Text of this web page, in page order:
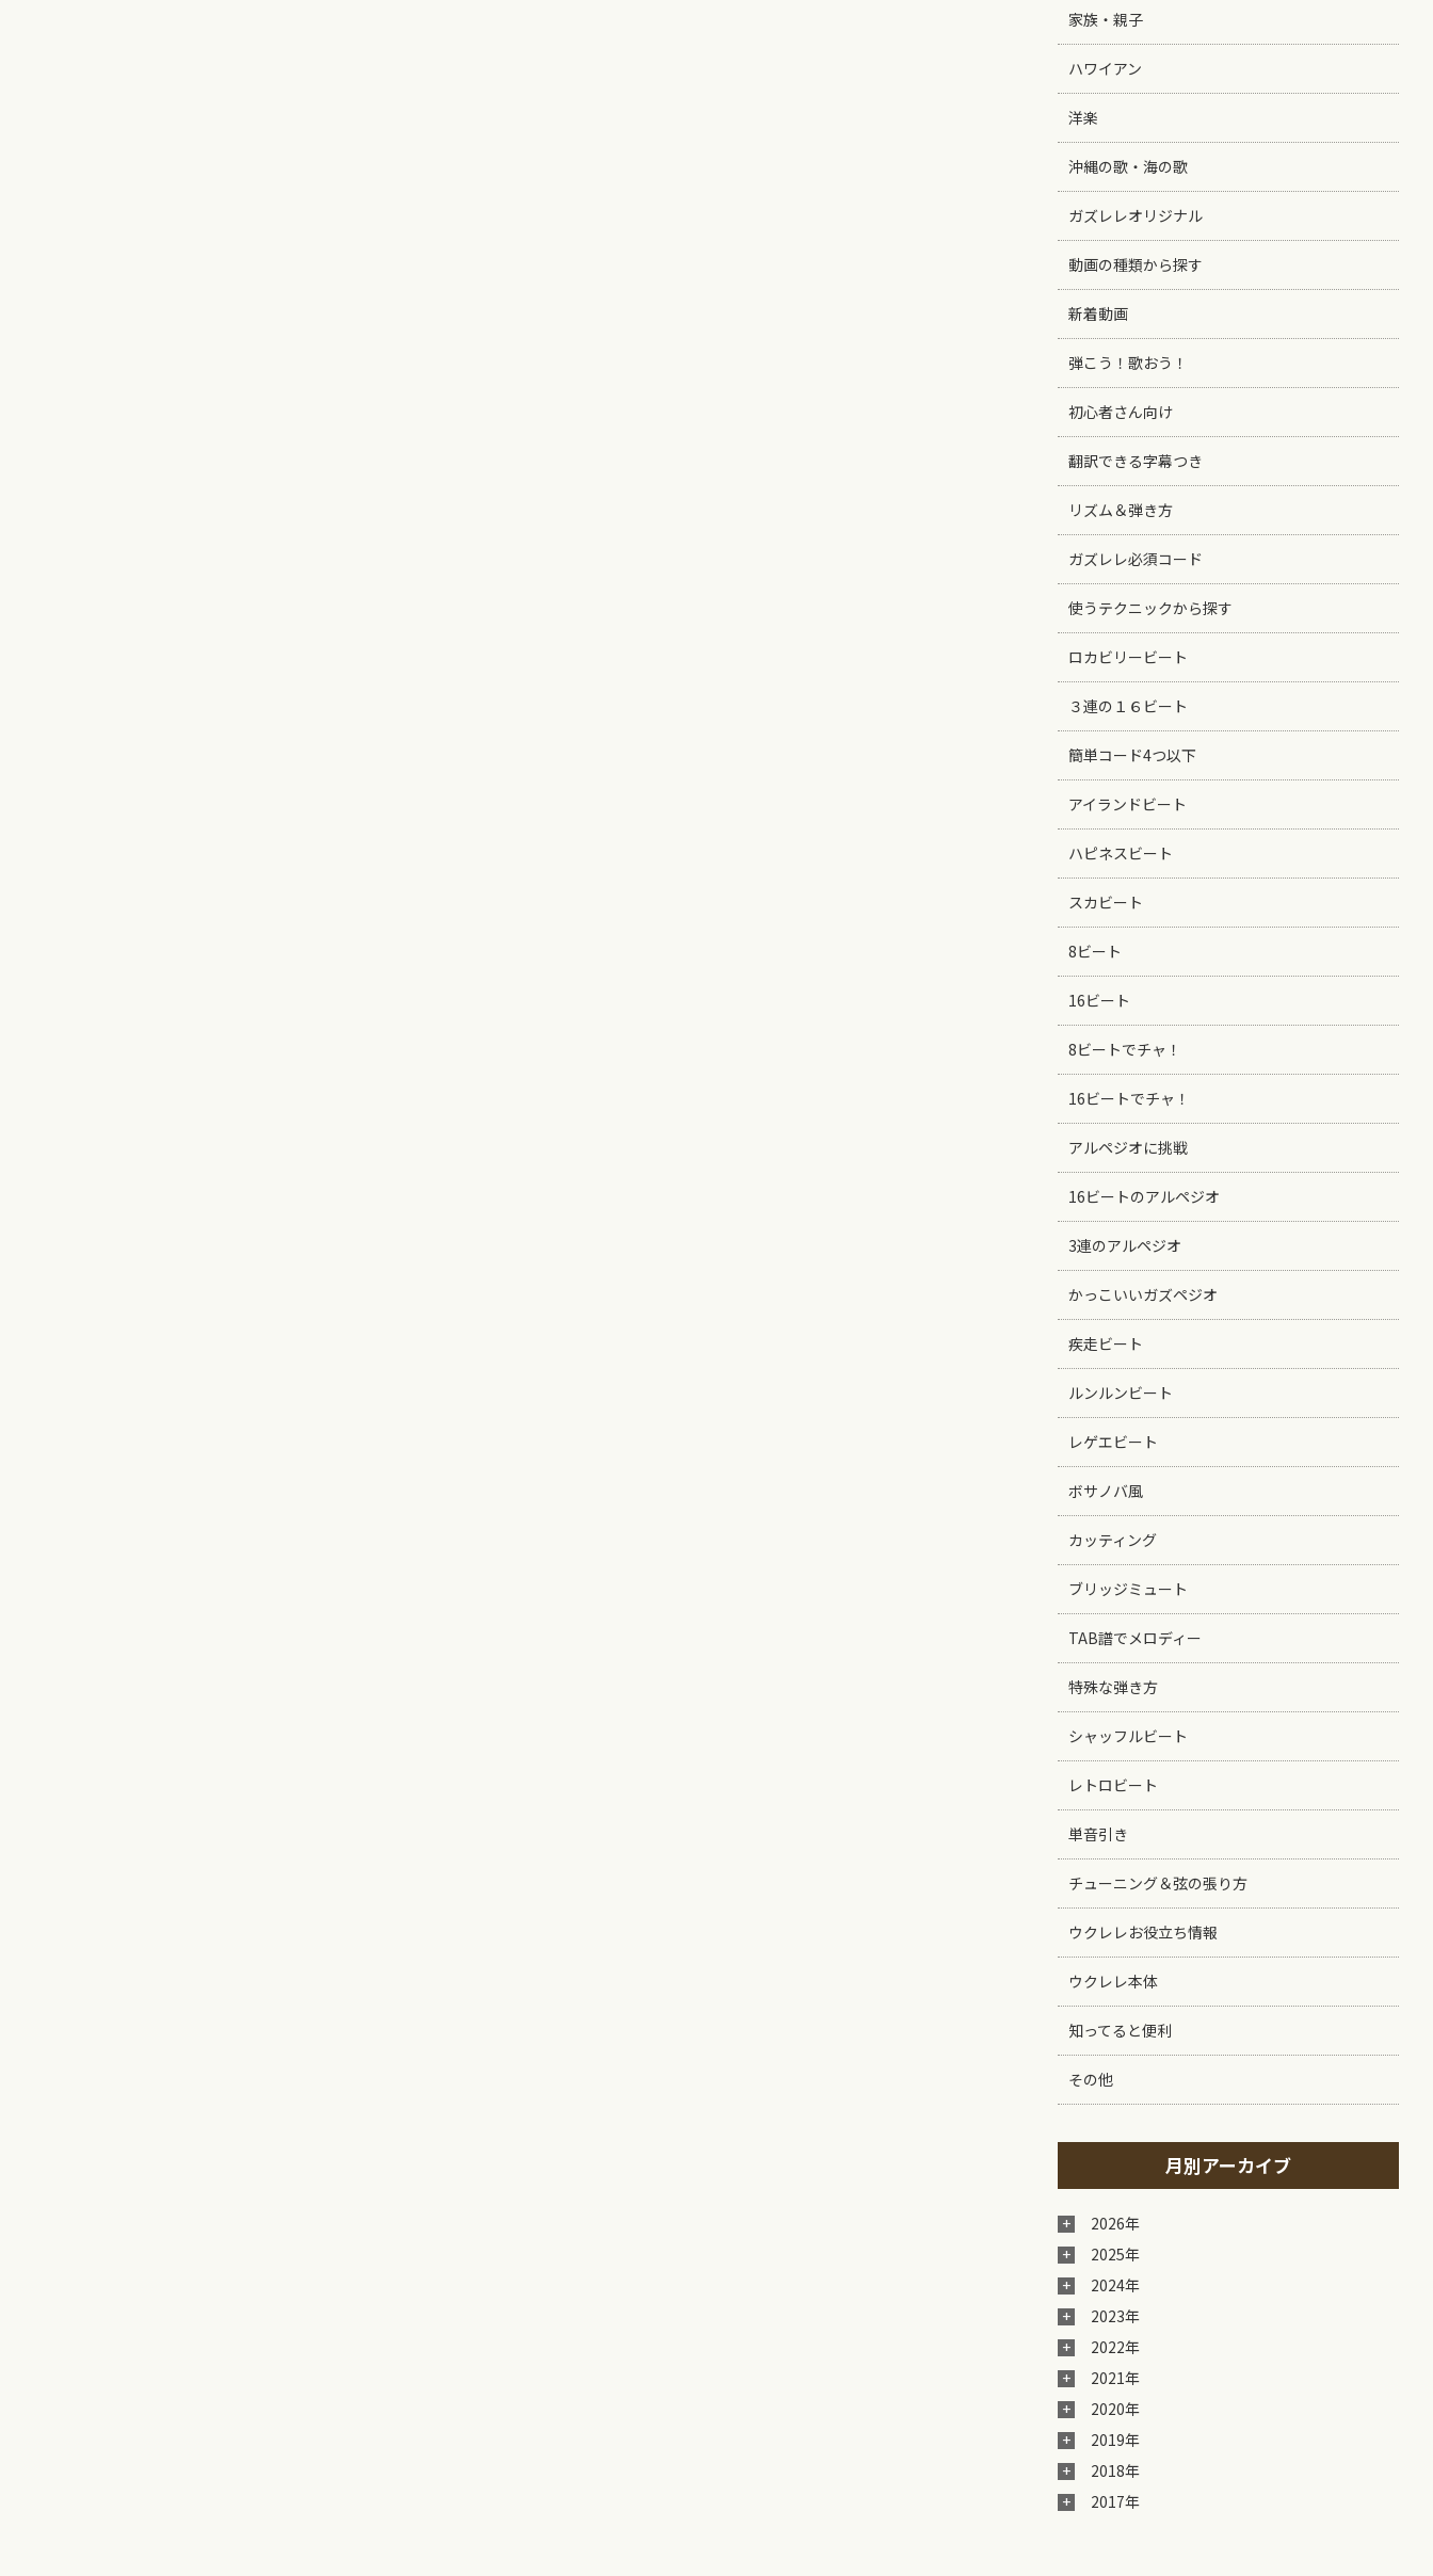
家族・親子
ハワイアン
洋楽
沖縄の歌・海の歌
ガズレレオリジナル
動画の種類から探す
新着動画
弾こう！歌おう！
初心者さん向け
翻訳できる字幕つき
リズム＆弾き方
ガズレレ必須コード
使うテクニックから探す
ロカビリービート
３連の１６ビート
簡単コード4つ以下
アイランドビート
ハピネスビート
スカビート
8ビート
16ビート
8ビートでチャ！
16ビートでチャ！
アルペジオに挑戦
16ビートのアルペジオ
3連のアルペジオ
かっこいいガズペジオ
疾走ビート
ルンルンビート
レゲエビート
ボサノバ風
カッティング
ブリッジミュート
TAB譜でメロディー
特殊な弾き方
シャッフルビート
レトロビート
単音引き
チューニング＆弦の張り方
ウクレレお役立ち情報
ウクレレ本体
知ってると便利
その他
月別アーカイブ
2026年
2025年
2024年
2023年
2022年
2021年
2020年
2019年
2018年
2017年